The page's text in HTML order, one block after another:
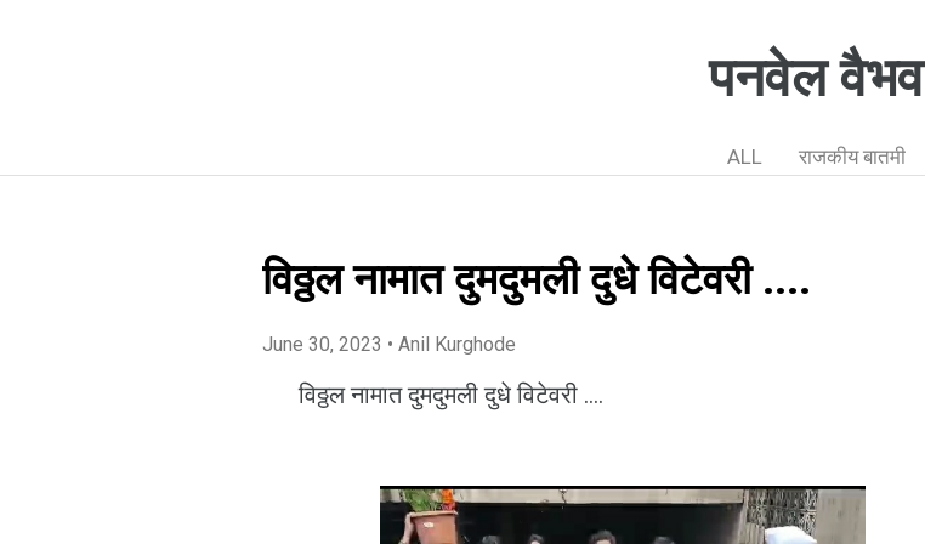
पनवेल वैभव
ALL राजकीय बातमी
विठ्ठल नामात दुमदुमली दुधे विटेवरी ....
June 30, 2023 • Anil Kurghode
विठ्ठल नामात दुमदुमली दुधे विटेवरी ....